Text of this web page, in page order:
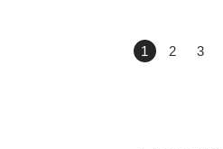
1 2 3